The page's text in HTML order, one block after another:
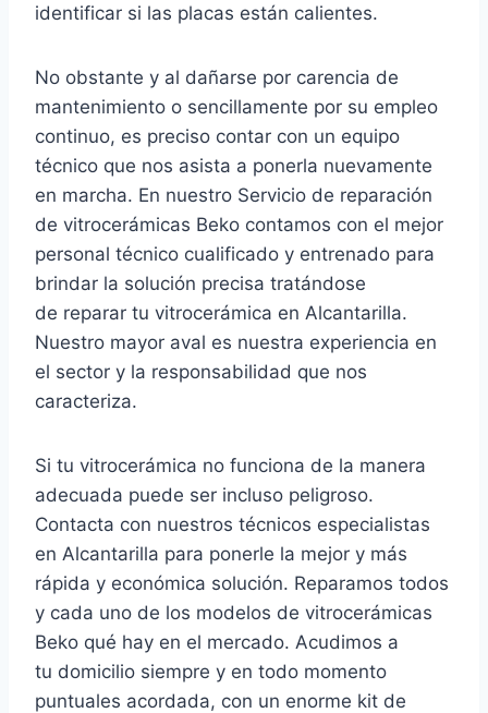
identificar si las placas están calientes.
No obstante y al dañarse por carencia de
mantenimiento o sencillamente por su empleo
continuo, es preciso contar con un equipo
técnico que nos asista a ponerla nuevamente
en marcha. En nuestro Servicio de reparación
de vitrocerámicas Beko contamos con el mejor
personal técnico cualificado y entrenado para
brindar la solución precisa tratándose
de reparar tu vitrocerámica en Alcantarilla.
Nuestro mayor aval es nuestra experiencia en
el sector y la responsabilidad que nos
caracteriza.
Si tu vitrocerámica no funciona de la manera
adecuada puede ser incluso peligroso.
Contacta con nuestros técnicos especialistas
en Alcantarilla para ponerle la mejor y más
rápida y económica solución. Reparamos todos
y cada uno de los modelos de vitrocerámicas
Beko qué hay en el mercado. Acudimos a
tu domicilio siempre y en todo momento
puntuales acordada, con un enorme kit de